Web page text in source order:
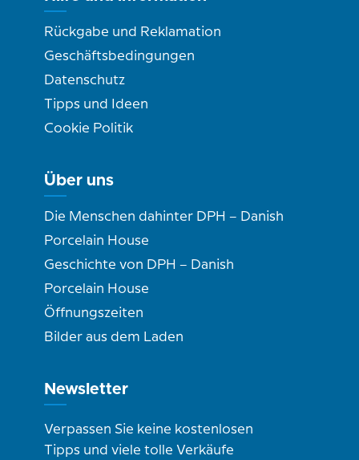
Rückgabe und Reklamation
Geschäftsbedingungen
Datenschutz
Tipps und Ideen
Cookie Politik
Über uns
Die Menschen dahinter DPH – Danish
Porcelain House
Geschichte von DPH – Danish
Porcelain House
Öffnungszeiten
Bilder aus dem Laden
Newsletter
Verpassen Sie keine kostenlosen
Tipps und viele tolle Verkäufe